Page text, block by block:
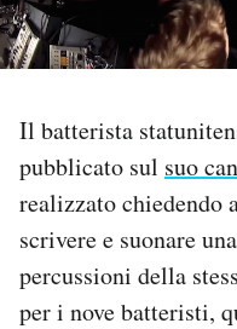
NEWSLETTER
SHOP
CALENDARIO
Il batterista
pubblicato sul suo
realizzato chiedendo
scrivere e suonare
percussioni della
per i nove batteristi,